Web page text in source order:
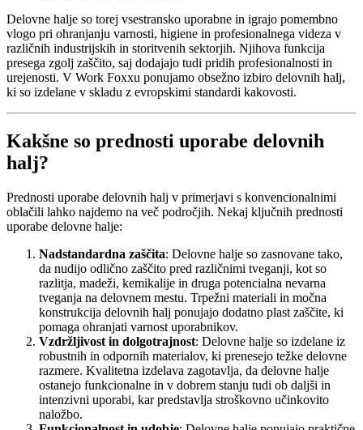
Delovne halje so torej vsestransko uporabne in igrajo pomembno
vlogo pri ohranjanju varnosti, higiene in profesionalnega videza v
različnih industrijskih in storitvenih sektorjih. Njihova funkcija
presega zgolj zaščito, saj dodajajo tudi pridih profesionalnosti in
urejenosti. V Work Foxxu ponujamo obsežno izbiro delovnih halj,
ki so izdelane v skladu z evropskimi standardi kakovosti.
Kakšne so prednosti uporabe delovnih
halj?
Prednosti uporabe delovnih halj v primerjavi s konvencionalnimi
oblačili lahko najdemo na več področjih. Nekaj ključnih prednosti
uporabe delovne halje:
Nadstandardna zaščita: Delovne halje so zasnovane tako,
da nudijo odlično zaščito pred različnimi tveganji, kot so
razlitja, madeži, kemikalije in druga potencialna nevarna
tveganja na delovnem mestu. Trpežni materiali in močna
konstrukcija delovnih halj ponujajo dodatno plast zaščite, ki
pomaga ohranjati varnost uporabnikov.
Vzdržljivost in dolgotrajnost: Delovne halje so izdelane iz
robustnih in odpornih materialov, ki prenesejo težke delovne
razmere. Kvalitetna izdelava zagotavlja, da delovne halje
ostanejo funkcionalne in v dobrem stanju tudi ob daljši in
intenzivni uporabi, kar predstavlja stroškovno učinkovito
naložbo.